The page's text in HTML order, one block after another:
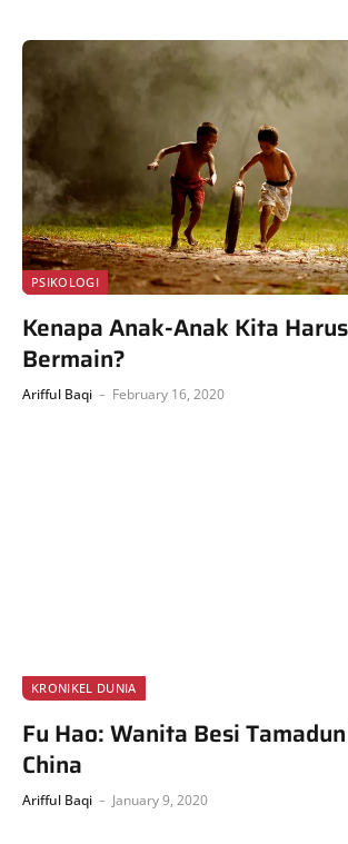
PSIKOLOGI
Kenapa Anak-Anak Kita
Bermain?
Arifful Baqi February 16, 2020
KRONIKEL DUNIA
Fu Hao: Wanita Besi
China
Arifful Baqi January 9, 2020